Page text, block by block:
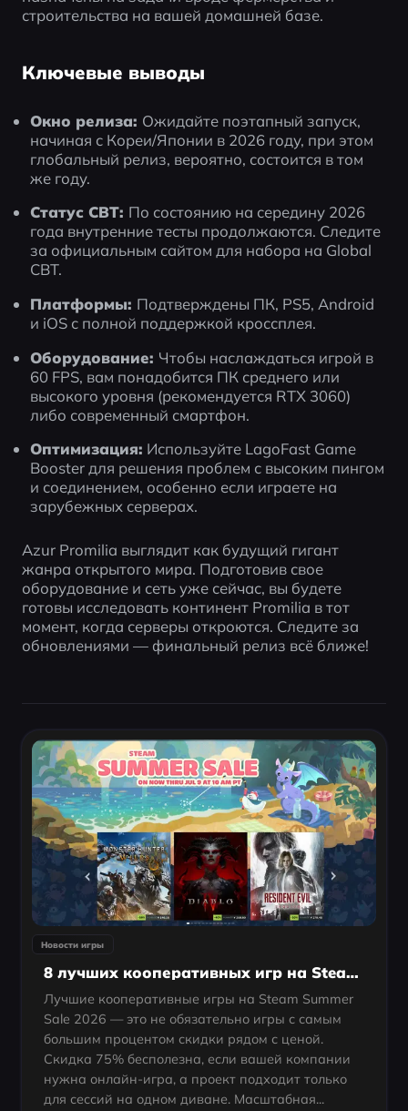
строительства на вашей домашней базе.
Ключевые выводы
Окно релиза: Ожидайте поэтапный запуск,
начиная с Кореи/Японии в 2026 году, при этом
глобальный релиз, вероятно, состоится в том
же году.
Статус CBT: По состоянию на середину 2026
года внутренние тесты продолжаются. Следите
за официальным сайтом для набора на Global
CBT.
Платформы: Подтверждены ПК, PS5, Android
и iOS с полной поддержкой кроссплея.
Оборудование: Чтобы наслаждаться игрой в
60 FPS, вам понадобится ПК среднего или
высокого уровня (рекомендуется RTX 3060)
либо современный смартфон.
Оптимизация: Используйте LagoFast Game
Booster для решения проблем с высоким пингом
и соединением, особенно если играете на
зарубежных серверах.
Azur Promilia выглядит как будущий гигант
жанра открытого мира. Подготовив свое
оборудование и сеть уже сейчас, вы будете
готовы исследовать континент Promilia в тот
момент, когда серверы откроются. Следите за
обновлениями — финальный релиз всё ближе!
Новости игры
8 лучших кооперативных игр на Steam Summer Sale 2026
Лучшие кооперативные игры на Steam Summer
Sale 2026 — это не обязательно игры с самым
большим процентом скидки рядом с ценой.
Скидка 75% бесполезна, если вашей компании
нужна онлайн-игра, а проект подходит только
для сессий на одном диване. Масштабная...